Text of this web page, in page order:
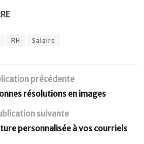
RH Salaire
précédente
résolutions en images
suivante
personnalisée à vos courriels